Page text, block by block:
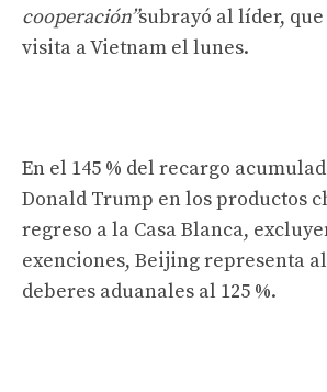
cooperación”subrayó al líder,
visita a Vietnam el lunes.
En el 145 % del recargo
Donald Trump en los productos
regreso a la Casa Blanca,
exenciones, Beijing representa
deberes aduanales al 125 %.